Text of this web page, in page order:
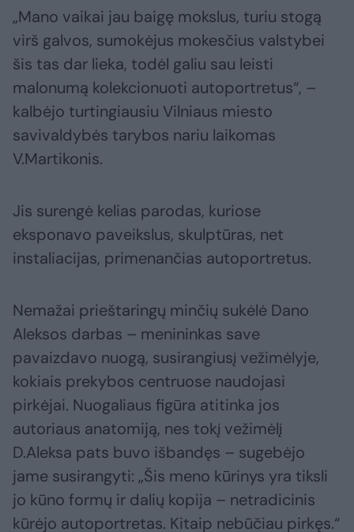
„Mano vaikai jau baigę mokslus, turiu stogą
virš galvos, sumokėjus mokesčius valstybei
šis tas dar lieka, todėl galiu sau leisti
malonumą kolekcionuoti autoportretus“, –
kalbėjo turtingiausiu Vilniaus miesto
savivaldybės tarybos nariu laikomas
V.Martikonis.
Jis surengė kelias parodas, kuriose
eksponavo paveikslus, skulptūras, net
instaliacijas, primenančias autoportretus.
Nemažai prieštaringų minčių sukėlė Dano
Aleksos darbas – menininkas save
pavaizdavo nuogą, susirangiusį vežimėlyje,
kokiais prekybos centruose naudojasi
pirkėjai. Nuogaliaus figūra atitinka jos
autoriaus anatomiją, nes tokį vežimėlį
D.Aleksa pats buvo išbandęs – sugebėjo
jame susirangyti: „Šis meno kūrinys yra tiksli
jo kūno formų ir dalių kopija – netradicinis
kūrėjo autoportretas. Kitaip nebūčiau pirkęs.“